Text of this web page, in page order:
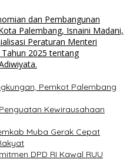
Pemkot Palembang
Kewirausahaan
Muba Gerak Cepat
DPD RI Kawal RUU